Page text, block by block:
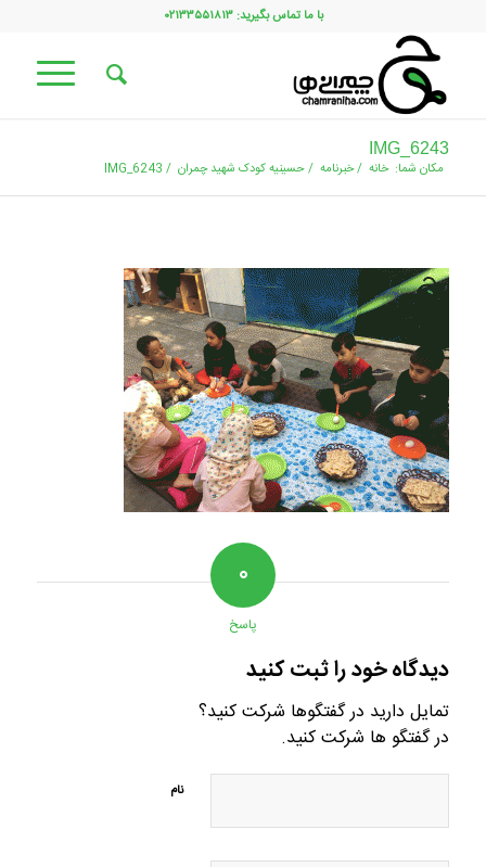
با ما تماس بگیرید: ۰۲۱۳۳۵۵۱۸۱۳
IMG_6243
مکان شما: خانه /خبرنامه /حسینیه کودک شهید چمران /
IMG_6243
۰
پاسخ
دیدگاه خود را ثبت کنید
تمایل دارید در گفتگوها شرکت کنید؟
در گفتگو ها شرکت کنید.
نام